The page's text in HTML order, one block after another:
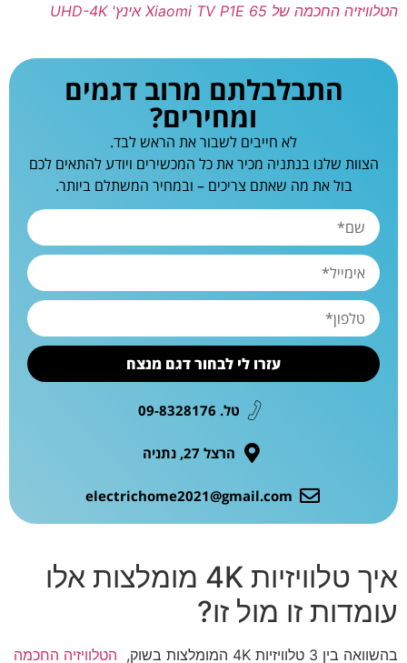
הטלוויזיה החכמה של Xiaomi TV P1E 65 אינץ' UHD-4K
התבלבלתם מרוב דגמים
ומחירים?
לא חייבים לשבור את הראש לבד.
הצוות שלנו בנתניה מכיר את כל המכשירים ויודע להתאים לכם
בול את מה שאתם צריכים – ובמחיר המשתלם ביותר.
עזרו לי לבחור דגם מנצח
טל. 09-8328176
הרצל 27, נתניה
electrichome2021@gmail.com
איך טלוויזיות 4K מומלצות אלו
עומדות זו מול זו?
בהשוואה בין 3 טלוויזיות 4K המומלצות בשוק,
הטלוויזיה החכמה